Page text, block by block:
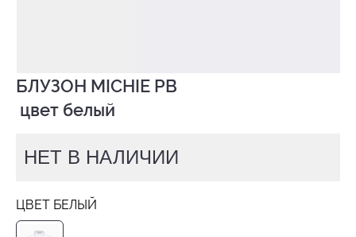
БЛУЗОН MICHIE PB
цвет белый
НЕТ В НАЛИЧИИ
ЦВЕТ БЕЛЫЙ